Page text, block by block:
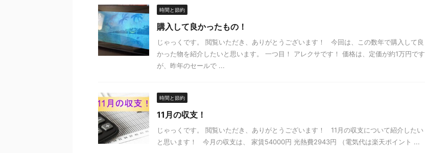
時間と節約
購入して良かったもの！
じゃっくです。 閲覧いただき、ありがとうございます！ 今回は、この数年で購入して良
かった物を紹介したいと思います。 一つ目！ アレクサです！ 価格は、定価が約1万円です
が、昨年のセールで ...
時間と節約
11月の収支！
じゃっくです。 閲覧いただき、ありがとうございます！ 11月の収支について紹介したい
と思います！ 今月の収支は、 家賃54000円 光熱費2943円 （電気代は楽天ポイント ...